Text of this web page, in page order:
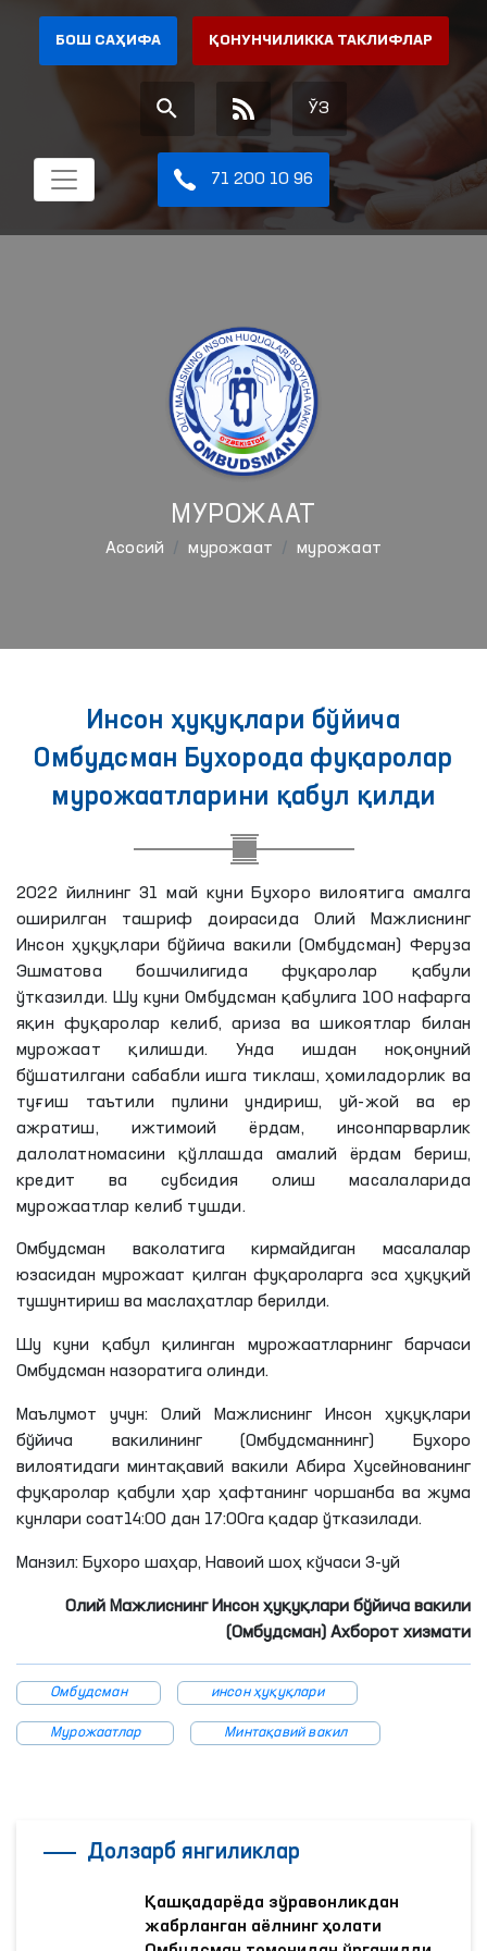
БОШ САҲИФА ҚОНУНЧИЛИККА ТАКЛИФЛАР
ЎЗ
71 200 10 96
МУРОЖААТ
Aсосий мурожаат мурожаат
Инсон ҳуқуқлари бўйича
Омбудсман Бухорода фуқаролар
мурожаатларини қабул қилди
2022 йилнинг 31 май куни Бухоро вилоятига амалга
оширилган ташриф доирасида Олий Мажлиснинг
Инсон ҳуқуқлари бўйича вакили (Омбудсман) Феруза
Эшматова бошчилигида фуқаролар қабули
ўтказилди. Шу куни Омбудсман қабулига 100 нафарга
яқин фуқаролар келиб, ариза ва шикоятлар билан
мурожаат қилишди. Унда ишдан ноқонуний
бўшатилгани сабабли ишга тиклаш, ҳомиладорлик ва
туғиш таътили пулини ундириш, уй-жой ва ер
ажратиш, ижтимоий ёрдам, инсонпарварлик
далолатномасини қўллашда амалий ёрдам бериш,
кредит ва субсидия олиш масалаларида
мурожаатлар келиб тушди.
Омбудсман ваколатига кирмайдиган масалалар
юзасидан мурожаат қилган фуқароларга эса ҳуқуқий
тушунтириш ва маслаҳатлар берилди.
Шу куни қабул қилинган мурожаатларнинг барчаси
Омбудсман назоратига олинди.
Маълумот учун: Олий Мажлиснинг Инсон ҳуқуқлари
бўйича вакилининг (Омбудсманнинг) Бухоро
вилоятидаги минтақавий вакили Абира Хусейнованинг
фуқаролар қабули ҳар ҳафтанинг чоршанба ва жума
кунлари соат14:00 дан 17:00га қадар ўтказилади.
Манзил: Бухоро шаҳар, Навоий шоҳ кўчаси 3-уй
Олий Мажлиснинг Инсон ҳуқуқлари бўйича вакили
(Омбудсман) Ахборот хизмати
Омбудсман инсон ҳуқуқлари
Мурожаатлар Минтақавий вакил
Долзарб янгиликлар
Қашқадарёда зўравонликдан
жабрланган аёлнинг ҳолати